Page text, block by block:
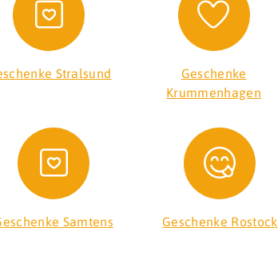
Stralsund
Geschenke
Krummenhagen
Samtens Geschenke Rostock